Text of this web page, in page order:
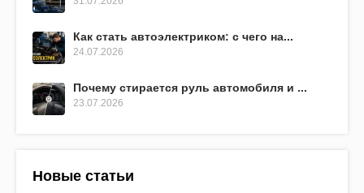
Как стать автоэлектриком: с чего на...
24.07.2026
Почему стирается руль автомобиля и ...
23.07.2026
Новые статьи